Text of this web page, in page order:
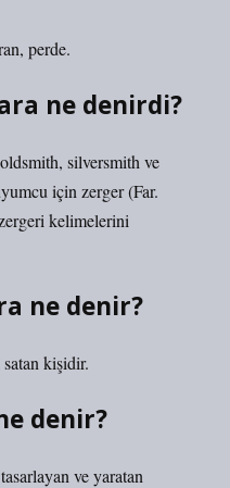
perde.
ne denirdi?
silversmith ve
için zerger (Far.
kelimelerini
ne denir?
kişidir.
denir?
ve yaratan